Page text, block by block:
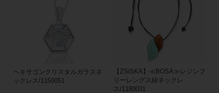
ヘキサゴンクリスタルガラスネ
ックレス/1150051
【ZSiSKA】≪BOSA≫レジンフ
リーレングス紐ネックレ
ス/1180031